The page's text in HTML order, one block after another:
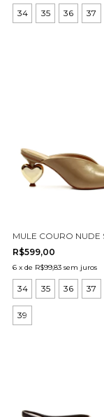
34 35 36 37
MULE COURO
R$599,00
6 x de R$99,83 sem juros
34 35 36 37
39